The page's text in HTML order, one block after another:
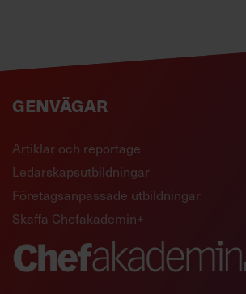
GENVÄGAR
Artiklar och reportage
Ledarskapsutbildningar
Företagsanpassade utbildningar
Skaffa Chefakademin+